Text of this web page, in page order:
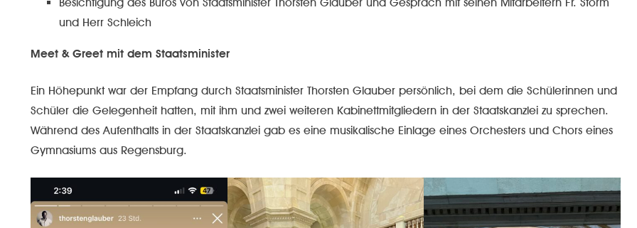
und Herr Schleich
Meet & Greet mit dem Staatsminister
Ein Höhepunkt war der Empfang durch Staatsminister Thorsten Glauber persönlich, bei dem die Schülerinnen und
Schüler die Gelegenheit hatten, mit ihm und zwei weiteren Kabinettmitgliedern in der Staatskanzlei zu sprechen.
Während des Aufenthalts in der Staatskanzlei gab es eine musikalische Einlage eines Orchesters und Chors eines
Gymnasiums aus Regensburg.